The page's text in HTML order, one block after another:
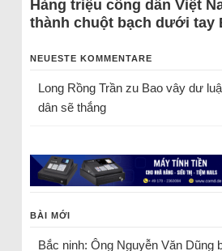
Hàng triệu công dân Việt
thành chuột bạch dưới tay
NEUESTE KOMMENTARE
Long Rồng Trầnzu Bao vây dư
dân sẽ thắng
BÀI MỚI
Bắc ninh: Ông Nguyễn Văn Dũng